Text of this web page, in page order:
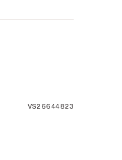
VS26644823